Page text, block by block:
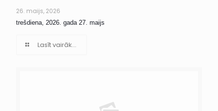
26. maijs, 2026
trešdiena, 2026. gada 27. maijs
Lasīt vairāk...